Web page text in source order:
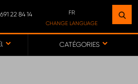
22 84 14 FR
CHANGE LANGUAGE
CATÉGORIES
ÉTABLISSEMENT
CHEZ VOUS